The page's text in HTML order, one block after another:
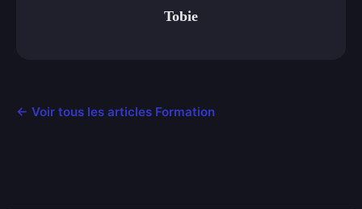
Tobie
← Voir tous les articles Formation